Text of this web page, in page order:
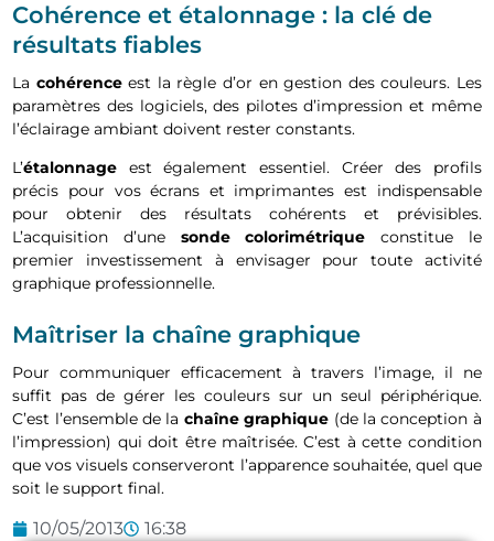
Cohérence et étalonnage : la clé de
résultats fiables
La cohérenceest la règle d’or en gestion des couleurs. Les
paramètres des logiciels, des pilotes d’impression et même
l’éclairage ambiant doivent rester constants.
L’étalonnage est également essentiel. Créer des profils
précis pour vos écrans et imprimantes est indispensable
pour obtenir des résultats cohérents et prévisibles.
L’acquisition d’une sonde colorimétrique constitue le
premier investissement à envisager pour toute activité
graphique professionnelle.
Maîtriser la chaîne graphique
Pour communiquer efficacement à travers l’image, il ne
suffit pas de gérer les couleurs sur un seul périphérique.
C’est l’ensemble de la chaîne graphique (de la conception à
l’impression) qui doit être maîtrisée. C’est à cette condition
que vos visuels conserveront l’apparence souhaitée, quel que
soit le support final.
10/05/2013 16:38